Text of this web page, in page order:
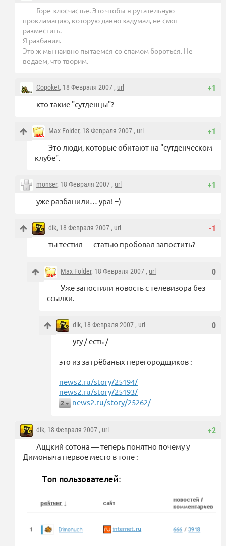
Горе-злосчастье. Это чтобы я ругательную
прокламацию, которую давно задумал, не смог
разместить.
Я разбанил.
Это ж мы наивно пытаемся со спамом бороться. Не
ведаем, что творим.
+1
Copoket, 18 Февраля 2007 , url
кто такие "сутденцы"?
+1
Max Folder, 18 Февраля 2007 , url
Это люди, которые обитают на "сутденческом
клубе".
+1
monser, 18 Февраля 2007 , url
уже разбанили… ура! =)
-1
dik, 18 Февраля 2007 , url
ты тестил — статью пробовал запостить?
0
Max Folder, 18 Февраля 2007 , url
Уже запостили новость с телевизора без
ссылки.
0
dik, 18 Февраля 2007 , url
угу / есть /
это из за грёбаных перегородщиков :
news2.ru/story/25194/
news2.ru/story/25193/
2 news2.ru/story/25262/
+2
dik, 18 Февраля 2007 , url
Аццкий сотона — теперь понятно почему у
Димоныча первое место в топе :